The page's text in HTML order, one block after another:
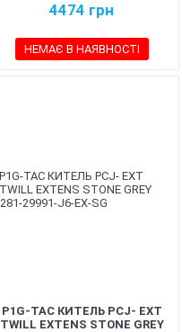
4474 грн
НЕМАЄ В НАЯВНОСТІ
P1G-TAC КИТЕЛЬ PCJ- EXT
TWILL EXTENS STONE GREY